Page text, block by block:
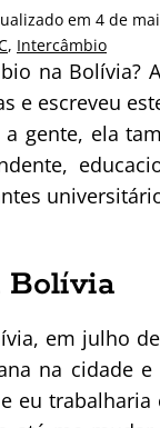
em 4 de
, Intercâmbio
na Bolívia?
e escreveu
gente, ela
Bolívia
em julho
na cidade
eu